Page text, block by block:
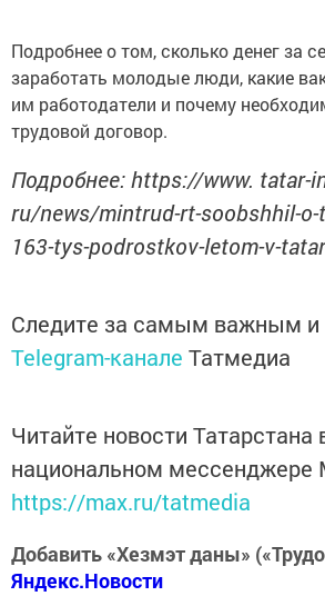
Подробнее о том, сколько денег за
заработать молодые люди, какие
им работодатели и почему
трудовой договор.
Подробнее: https://www. tatar-
ru/news/mintrud-rt-soobshhil-
163-tys-podrostkov-letom-v-
Следите за самым важным и
Telegram-канале Татмедиа
Читайте новости Татарстана
национальном мессенджере
https://max.ru/tatmedia
Добавить «Хезмэт даны»
Яндекс.Новости